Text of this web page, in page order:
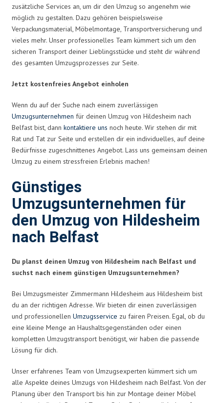
zusätzliche Services an, um dir den Umzug so angenehm wie
möglich zu gestalten. Dazu gehören beispielsweise
Verpackungsmaterial, Möbelmontage, Transportversicherung und
vieles mehr. Unser professionelles Team kümmert sich um den
sicheren Transport deiner Lieblingsstücke und steht dir während
des gesamten Umzugsprozesses zur Seite.
Jetzt kostenfreies Angebot einholen
Wenn du auf der Suche nach einem zuverlässigen
Umzugsunternehmen für deinen Umzug von Hildesheim nach
Belfast bist, dann kontaktiere uns noch heute. Wir stehen dir mit
Rat und Tat zur Seite und erstellen dir ein individuelles, auf deine
Bedürfnisse zugeschnittenes Angebot. Lass uns gemeinsam deinen
Umzug zu einem stressfreien Erlebnis machen!
Günstiges
Umzugsunternehmen für
den Umzug von Hildesheim
nach Belfast
Du planst deinen Umzug von Hildesheim nach Belfast und
suchst nach einem günstigen Umzugsunternehmen?
Bei Umzugsmeister Zimmermann Hildesheim aus Hildesheim bist
du an der richtigen Adresse. Wir bieten dir einen zuverlässigen
und professionellen Umzugsservice zu fairen Preisen. Egal, ob du
eine kleine Menge an Haushaltsgegenständen oder einen
kompletten Umzugstransport benötigst, wir haben die passende
Lösung für dich.
Unser erfahrenes Team von Umzugsexperten kümmert sich um
alle Aspekte deines Umzugs von Hildesheim nach Belfast. Von der
Planung über den Transport bis hin zur Montage deiner Möbel